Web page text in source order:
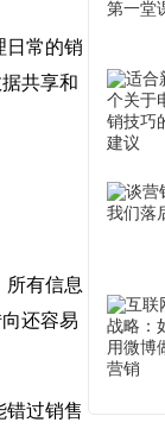
日常的销
共享和
所有信息
还容易
错过销售